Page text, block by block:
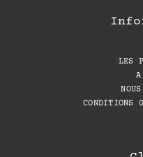
LES
A
CONDITIONS